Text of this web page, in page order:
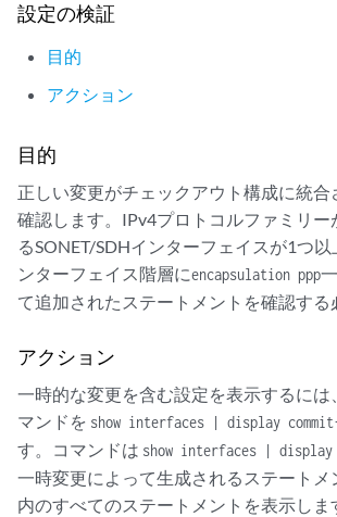
設定の検証
目的
アクション
目的
正しい変更がチェックアウト構成に統合
確認します。IPv4プロトコルファミリー
るSONET/SDHインターフェイスが1つ
ンターフェイス階層にencapsulation ppp
て追加されたステートメントを確認する
アクション
一時的な変更を含む設定を表示するには
マンドを show interfaces | display
す。コマンドは show interfaces | display
一時変更によって生成されるステートメ
内のすべてのステートメントを表示しま